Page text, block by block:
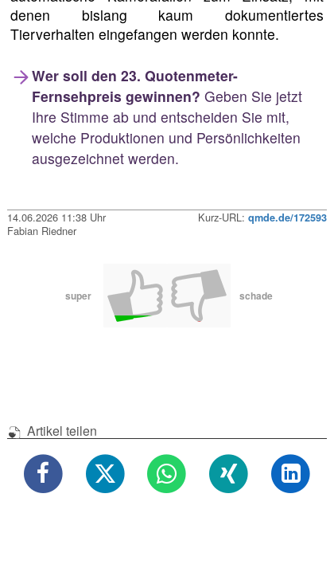
denen bislang kaum dokumentiertes
Tierverhalten eingefangen werden konnte.
Wer soll den 23. Quotenmeter-
Fernsehpreis gewinnen? Geben Sie jetzt
Ihre Stimme ab und entscheiden Sie mit,
welche Produktionen und Persönlichkeiten
ausgezeichnet werden.
14.06.2026 11:38 Uhr Kurz-URL: qmde.de/172593
Fabian Riedner
super schade
Artikel teilen